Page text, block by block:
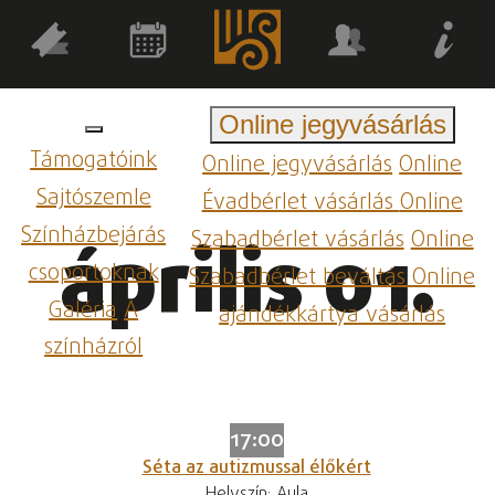
Támogatóink
Sajtószemle
Színházbejárás
csoportoknak
GalériaA
színházról
Online jegyvásárlás
Online jegyvásárlásOnline
Évadbérlet vásárlásOnline
Szabadbérlet vásárlásOnline
Szabadbérlet beváltásOnline
ajándékkártya vásárlás
április 01.
17:00
Séta az autizmussal élőkért